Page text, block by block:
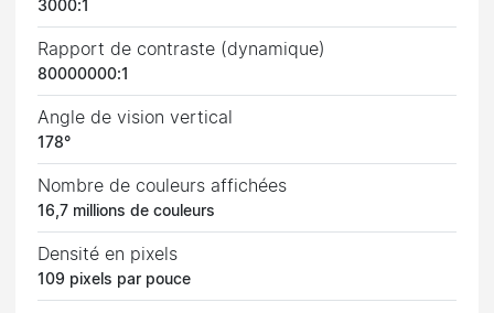
3000:1
Rapport de contraste (dynamique)
80000000:1
Angle de vision vertical
178°
Nombre de couleurs affichées
16,7 millions de couleurs
Densité en pixels
109 pixels par pouce